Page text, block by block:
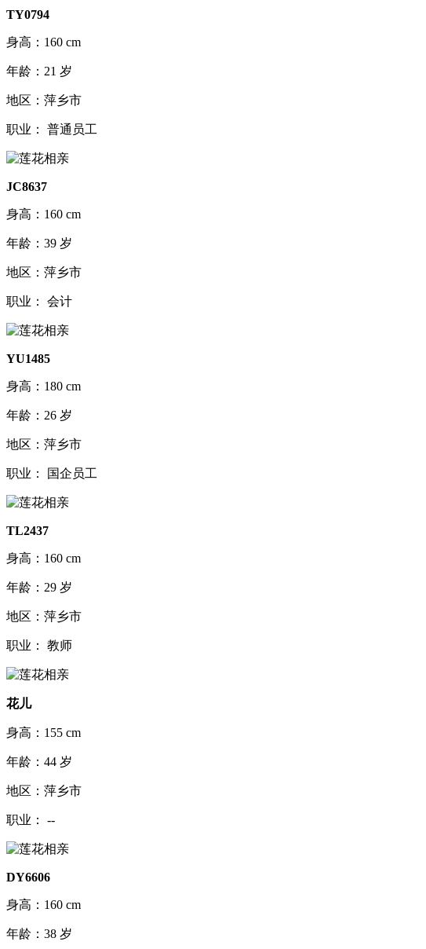
TY0794
身高：160 cm
年龄：21 岁
地区：萍乡市
职业： 普通员工
JC8637
身高：160 cm
年龄：39 岁
地区：萍乡市
职业： 会计
YU1485
身高：180 cm
年龄：26 岁
地区：萍乡市
职业： 国企员工
TL2437
身高：160 cm
年龄：29 岁
地区：萍乡市
职业： 教师
花儿
身高：155 cm
年龄：44 岁
地区：萍乡市
职业： --
DY6606
身高：160 cm
年龄：38 岁